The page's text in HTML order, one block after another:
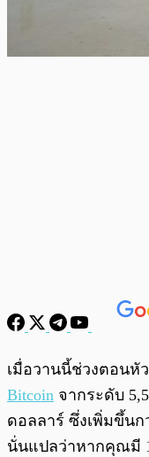
พร้อมเล่น
เมื่อวานนี้ช่วงตอนหั
Bitcoin จากระดับ
ดอลลาร์ ซึ่งเพิ่มขึ้นก
นั่นแปลว่าหากคุณมี